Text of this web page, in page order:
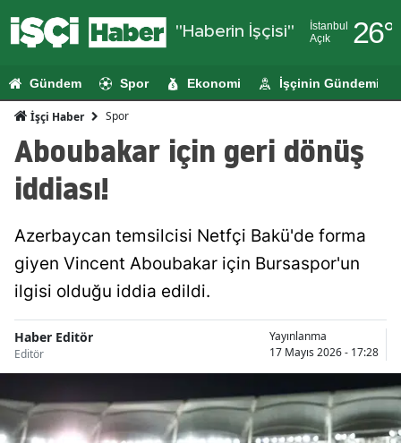
"Haberin İşçisi"
İstanbul
Açık
26°
Adıyaman
Ağrı
Ankara
Antalya
Aydın
Balıkesir
Bilecik
Gündem Spor Ekonomi İşçinin Gündemi
İşçi Haber Spor
Aboubakar için geri dönüş
iddiası!
Azerbaycan temsilcisi Netfçi Bakü'de forma
giyen Vincent Aboubakar için Bursaspor'un
ilgisi olduğu iddia edildi.
Haber Editör
Editör
Yayınlanma
17 Mayıs 2026 - 17:28